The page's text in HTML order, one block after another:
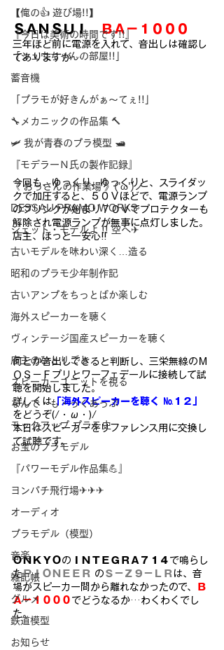
【俺の👍 遊び場!!】
『今日は美術の時間です!!』
「シュウちゃんの部屋!!」
蓄音機
「プラモが好きんがぁ～てぇ!!」
🔧メカニックの作品集 🔨
🛩 我が青春のプラ模型 🛥
『モデラーＮ氏の製作記録』
《 おっさんの作業場 》('ω')ノ
DESSAU PRAMO WORKS
ジェット・モデルよ !! 空へ✈
古いモデルを味わい深く…造る
昭和のプラモ少年制作記
古いアンプをちっとばか楽しむ
海外スピーカーを聴く
ヴィンテージ国産スピーカーを聴く
店主のひとりごと
スピーカーユニットを視る
なんで・も・っくあっぷ
モックアップ プラモ史
お宝のプラモデル
『パワーモデル作品集💪』
ヨンパチ飛行場✈✈✈
オーディオ
プラモデル（模型）
音楽
雑記帳
グルメ
鉄道模型
お知らせ
ＳＡＮＳＵＩ ＢＡ－１０００
三年ほど前に電源を入れて、音出しは確認し
てありますが…
今回も、ゆっくり、ゆっくりと、スライダッ
クで加圧すると、５０Ｖほどで、電源ランプ
のブリンクが始まり７０Ｖでプロテクターも
解除され電源ランプが無事に点灯しました。
店主、ほっと一安心!!
何とか音出しできると判断し、三栄無線のＭ
ＯＳ－Ｆプリとワーフェデールに接続して試
聴を開始しました。
詳しくは「海外スピーカーを聴く №１２」
をどうぞ(/・ω・)/
本日はスピーカーをリファレンス用に交換し
て試聴です。
ＯＮＫＹＯの ＩＮＴＥＧＲＡ７１４ で鳴らし
たＰＩＯＮＥＥＲ の Ｓ－Ｚ９－ＬＲ は、音
場がスピーカー間から離れなかったので、
Ｂ
Ａ－１０００ でどうなるか…わくわくでし
た。